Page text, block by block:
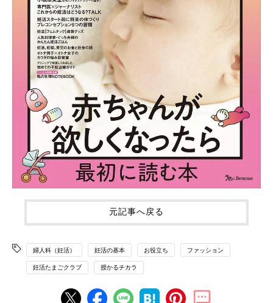
元記事へ戻る
婦人科（妊活） 妊活の基本 お役立ち ファッション
妊活たまごクラブ 授かるチカラ